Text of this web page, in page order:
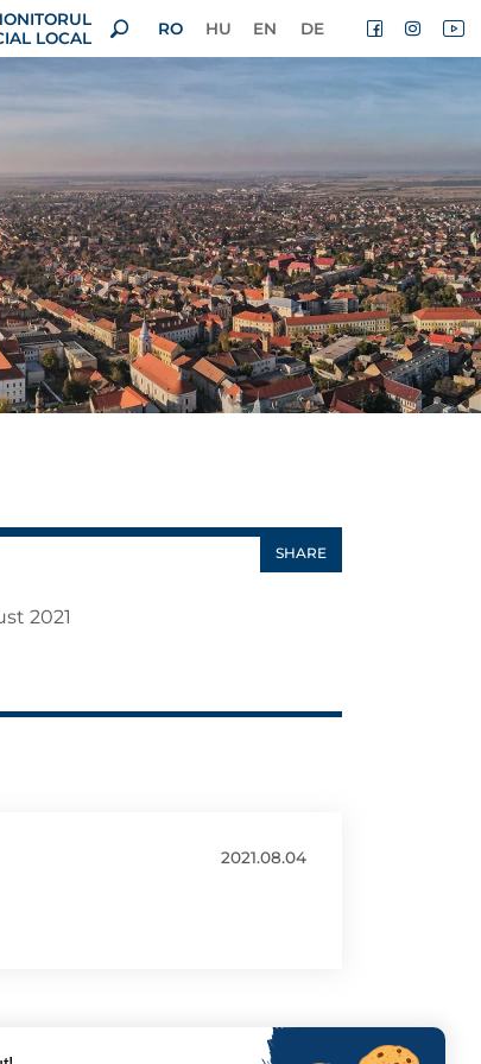
LOCAL
RO HU EN DE
SHARE
2021
2021.08.04